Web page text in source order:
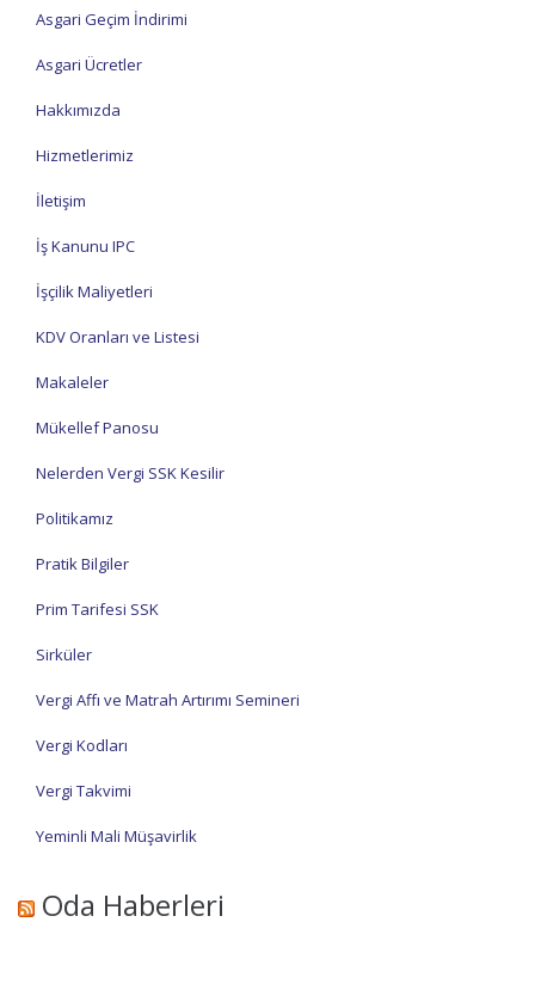
Asgari Geçim İndirimi
Asgari Ücretler
Hakkımızda
Hizmetlerimiz
İletişim
İş Kanunu IPC
İşçilik Maliyetleri
KDV Oranları ve Listesi
Makaleler
Mükellef Panosu
Nelerden Vergi SSK Kesilir
Politikamız
Pratik Bilgiler
Prim Tarifesi SSK
Sirküler
Vergi Affı ve Matrah Artırımı Semineri
Vergi Kodları
Vergi Takvimi
Yeminli Mali Müşavirlik
Oda Haberleri